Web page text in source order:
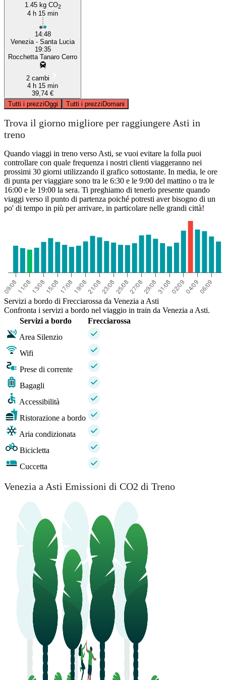
1.45 kg CO2
4 h 15 min
14:48
Venezia - Santa Lucia
19:35
Rocchetta Tanaro Cerro
2 cambi
4 h 15 min
39,74 €
Tutti i prezziOggi Tutti i prezziDomani
Trova il giorno migliore per raggiungere Asti in
treno
Quando viaggi in treno verso Asti, se vuoi evitare la folla puoi
controllare con quale frequenza i nostri clienti viaggeranno nei
prossimi 30 giorni utilizzando il grafico sottostante. In media, le ore
di punta per viaggiare sono tra le 6:30 e le 9:00 del mattino o tra le
16:00 e le 19:00 la sera. Ti preghiamo di tenerlo presente quando
viaggi verso il punto di partenza poiché potresti aver bisogno di un
po' di tempo in più per arrivare, in particolare nelle grandi città!
Servizi a bordo di Frecciarossa da Venezia a Asti
Confronta i servizi a bordo nel viaggio in train da Venezia a Asti.
Servizi a bordo
Frecciarossa
Area Silenzio
Wifi
Prese di corrente
Bagagli
Accessibilità
Ristorazione a bordo
Aria condizionata
Bicicletta
Cuccetta
Venezia a Asti Emissioni di CO2 di Treno